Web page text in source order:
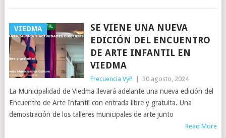
VIEDMA
SE VIENE UNA NUEVA
EDICIÓN DEL ENCUENTRO
DE ARTE INFANTIL EN
VIEDMA
Frecuencia VyP 30 agosto, 2024
La Municipalidad de Viedma llevará adelante una nueva edición del
Encuentro de Arte Infantil con entrada libre y gratuita. Una
demostración de los talleres municipales de arte junto
Read More